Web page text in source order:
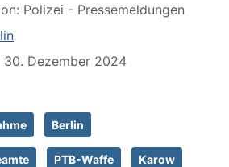
Polizei - Pressemeldungen
Dezember 2024
Berlin
PTB-Waffe Karow